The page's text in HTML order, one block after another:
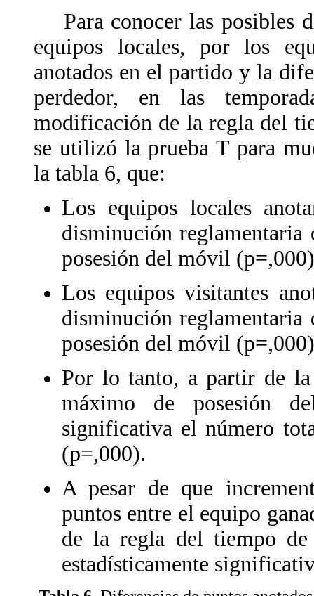
Para conocer las posibles
equipos locales, por los
anotados en el partido y la
perdedor, en las
modificación de la regla del
se utilizó la prueba T para
la tabla 6, que:
Los equipos locales
disminución
posesión del móvil
Los equipos visitantes
disminución
posesión del móvil
Por lo tanto, a partir de
máximo de posesión
significativa el número
(p=,000).
A pesar de que
puntos entre el equipo
de la regla del tiempo de
estadísticamente